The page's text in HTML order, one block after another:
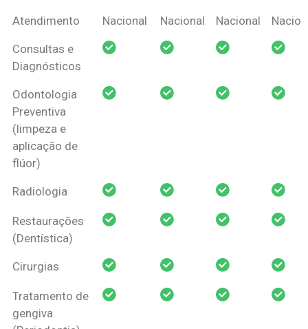
Coberturas
Pessoa Física
Nacional Criança Prótese
Atendimento Nacional Nacional Nacional
Consultas e
Diagnósticos
Odontologia
Preventiva
(limpeza e
aplicação de
flúor)
Radiologia
Restaurações
(Dentística)
Cirurgias
Tratamento de
gengiva